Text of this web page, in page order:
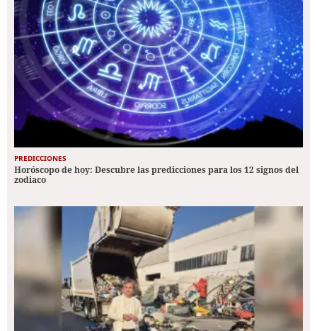
PREDICCIONES
Horóscopo de hoy: Descubre las predicciones para los 12 signos del
zodiaco